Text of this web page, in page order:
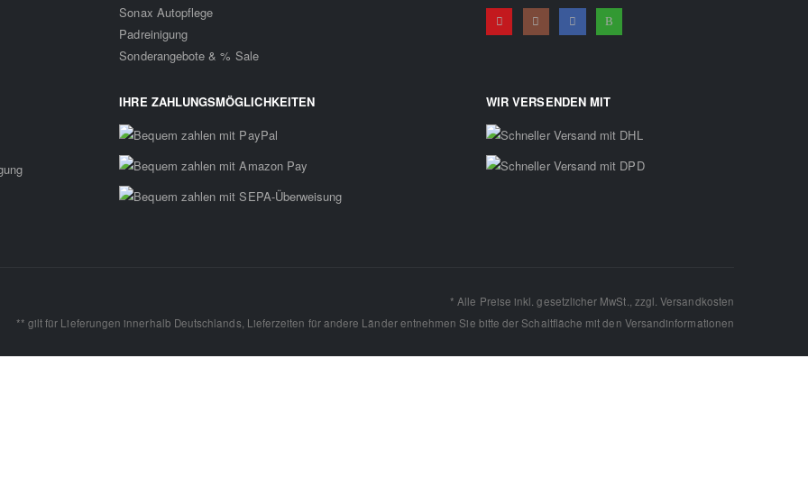
Sonax Autopflege
Padreinigung
Sonderangebote & % Sale
IHRE ZAHLUNGSMÖGLICHKEITEN WIR VERSENDEN MIT
* Alle Preise inkl. gesetzlicher MwSt., zzgl.Versandkosten
** gilt für Lieferungen innerhalb Deutschlands, Lieferzeiten für andere Länder entnehmen Sie bitte der Schaltfläche mit den Versandinformationen